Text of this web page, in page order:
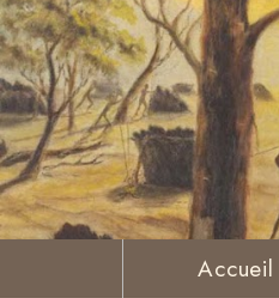
Accueil